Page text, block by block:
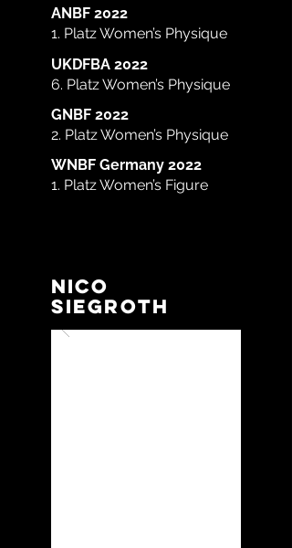
ANBF 2022
1. Platz Women’s Physique
UKDFBA 2022
6. Platz Women’s Physique
GNBF 2022
2. Platz Women’s Physique
WNBF Germany 2022
1. Platz Women’s Figure
Nico
Siegroth